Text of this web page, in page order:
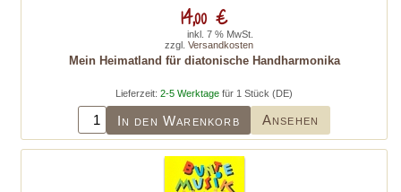
Mein Heimatland für diatonische Handharmonika
Lieferzeit: 2-5 Werktage für 1 Stück (DE)
In den Warenkorb Ansehen
14,00 €
inkl. 7 % MwSt.
zzgl. Versandkosten